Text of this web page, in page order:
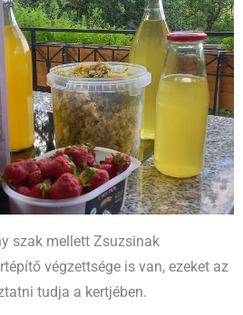
szak mellett Zsuzsinak
végzettsége is van, ezeket az
tudja a kertjében.